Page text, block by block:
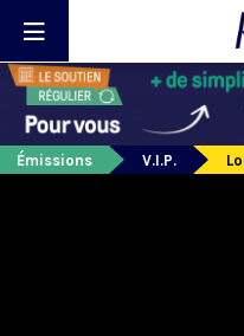
Émissions V.I.P.